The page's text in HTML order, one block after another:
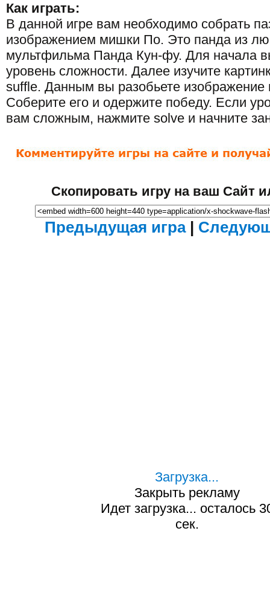
Как играть:
В данной игре вам необходимо собрать
изображением мишки По. Это панда из
мультфильма Панда Кун-фу. Для начала
уровень сложности. Далее изучите
suffle. Данным вы разобьете
Соберите его и одержите победу. Если
вам сложным, нажмите solve и начните
Загрузка...
Закрыть рекламу
Идет загрузка... осталось
сек.
Скопировать игру на ваш Сайт
Предыдущая игра|